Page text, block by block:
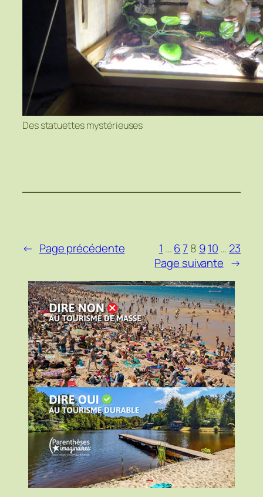
Des statuettes mystérieuses
← Page précédente 1 …678 9 10… 23
Page suivante →